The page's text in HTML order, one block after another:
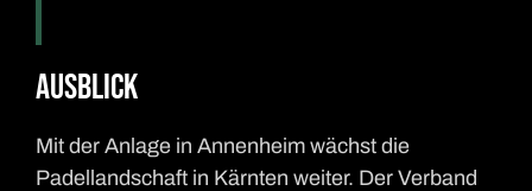
Ausblick
Mit der Anlage in Annenheim wächst die
Padellandschaft in Kärnten weiter. Der Verband